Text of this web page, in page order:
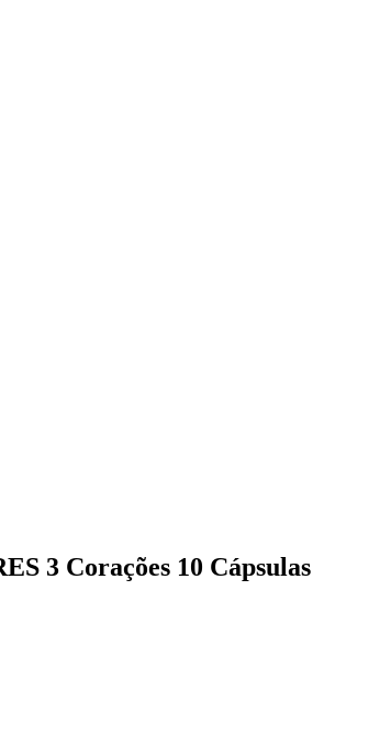
3 Corações 10 Cápsulas